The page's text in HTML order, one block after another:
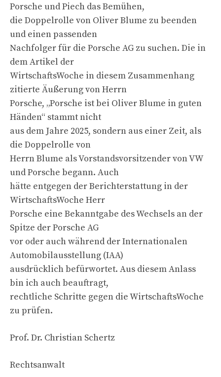
Porsche und Piech das Bemühen,
die Doppelrolle von Oliver Blume zu beenden
und einen passenden
Nachfolger für die Porsche AG zu suchen. Die in
dem Artikel der
WirtschaftsWoche in diesem Zusammenhang
zitierte Äußerung von Herrn
Porsche, „Porsche ist bei Oliver Blume in guten
Händen“ stammt nicht
aus dem Jahre 2025, sondern aus einer Zeit, als
die Doppelrolle von
Herrn Blume als Vorstandsvorsitzender von VW
und Porsche begann. Auch
hätte entgegen der Berichterstattung in der
WirtschaftsWoche Herr
Porsche eine Bekanntgabe des Wechsels an der
Spitze der Porsche AG
vor oder auch während der Internationalen
Automobilausstellung (IAA)
ausdrücklich befürwortet. Aus diesem Anlass
bin ich auch beauftragt,
rechtliche Schritte gegen die WirtschaftsWoche
zu prüfen.
Prof. Dr. Christian Schertz
Rechtsanwalt